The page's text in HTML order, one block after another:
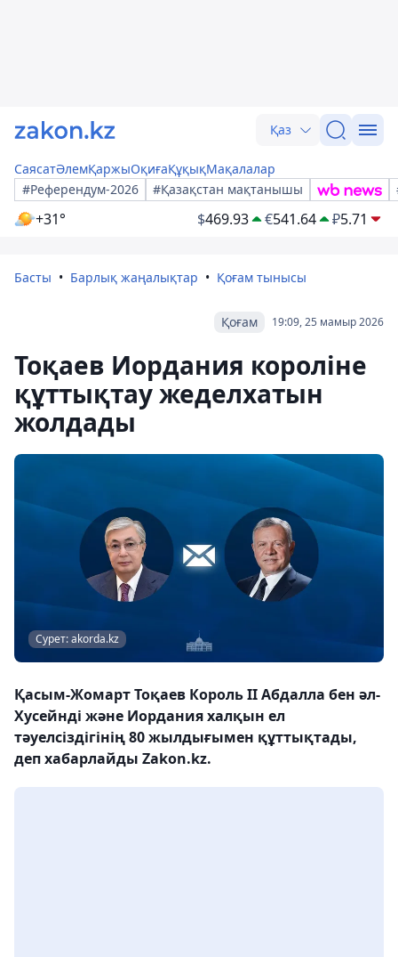
Қаз
СаясатӘлемҚаржыОқиғаҚұқықМақалалар
#Референдум-2026
#Қазақстан мақтанышы
+31° $469.93 €541.64 ₽5.71
Басты Барлық жаңалықтар Қоғам тынысы
19:09, 25 мамыр 2026
Қоғам
Тоқаев Иордания короліне
құттықтау жеделхатын
жолдады
Сурет: akorda.kz
Қасым-Жомарт Тоқаев Король II Абдалла бен әл-
Хусейнді және Иордания халқын ел
тәуелсіздігінің 80 жылдығымен құттықтады,
деп хабарлайды Zakon.kz.